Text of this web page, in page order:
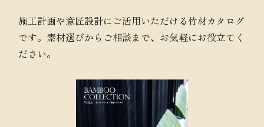
施工計画や意匠設計にご活用いただける竹材カタログ
です。素材選びからご相談まで、お気軽にお役立てく
ださい。